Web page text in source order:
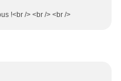
!<br /> <br /> <br />